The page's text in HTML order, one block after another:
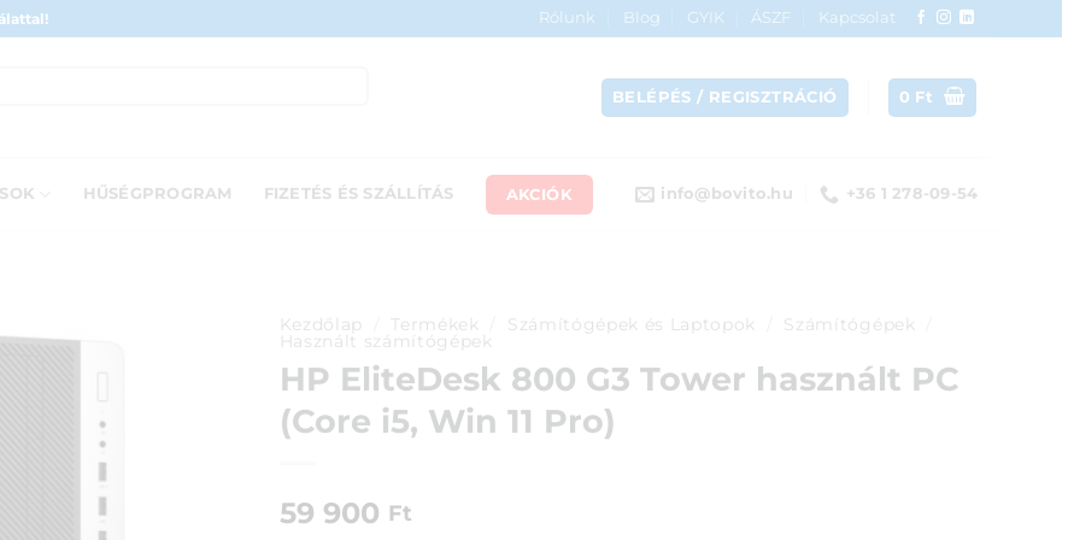
Rólunk Blog GYIK ÁSZF
Kapcsolat
BELÉPÉS / REGISZTRÁCIÓ 0 Ft
HŰSÉGPROGRAM FIZETÉS ÉS SZÁLLÍTÁS AKCIÓK info@bovito.hu +36 1 278-09-54
Kezdőlap Termékek Számítógépek és Laptopok Számítógépek
Használt számítógépek
HP EliteDesk 800 G3 Tower használt PC
(Core i5, Win 11 Pro)
59 900 Ft